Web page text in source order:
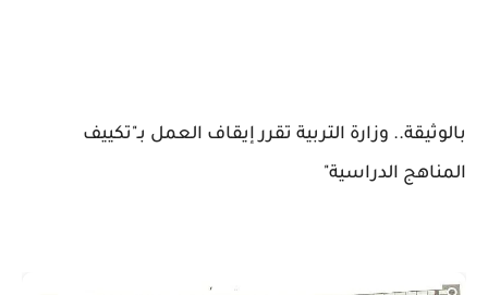
بالوثيقة.. وزارة التربية تقرر إيقاف العمل بـ"تكييف
المناهج الدراسية"